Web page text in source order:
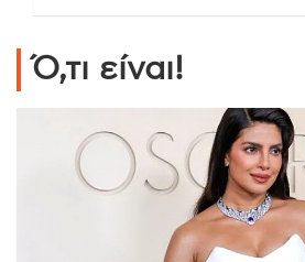
Ό,τι είναι!